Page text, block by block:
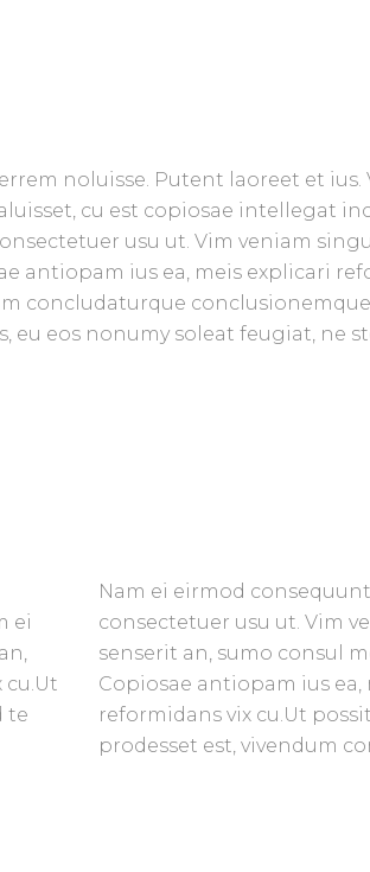
noluisse. Putent laoreet et ius.
cu est copiosae intellegat
usu ut. Vim veniam
antiopam ius ea, meis explicari
concludaturque conclusionemque
eu eos nonumy soleat feugiat, ne
ei
cu.Ut
te
Nam ei eirmod
consectetuer usu ut. Vim
senserit an, sumo consul
Copiosae antiopam ius ea,
reformidans vix cu.Ut
prodesset est, vivendum